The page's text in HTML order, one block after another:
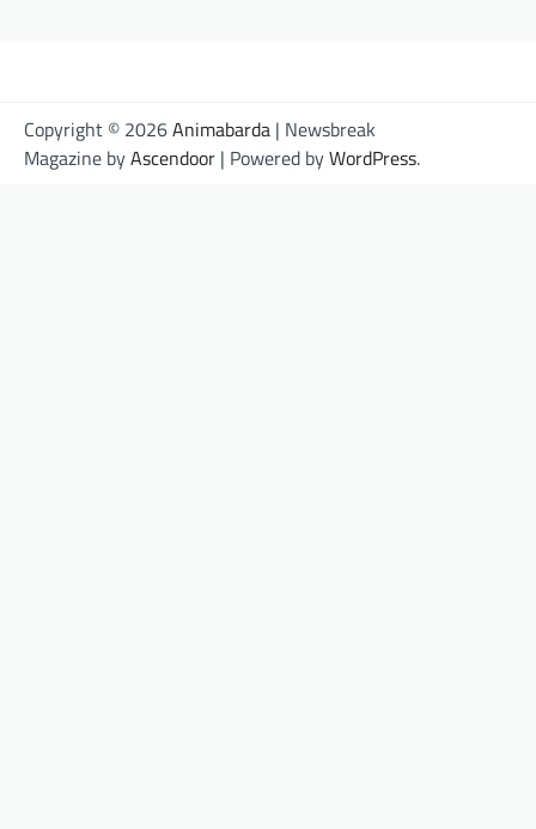
Copyright © 2026Animabarda | Newsbreak
Magazine byAscendoor | Powered byWordPress.